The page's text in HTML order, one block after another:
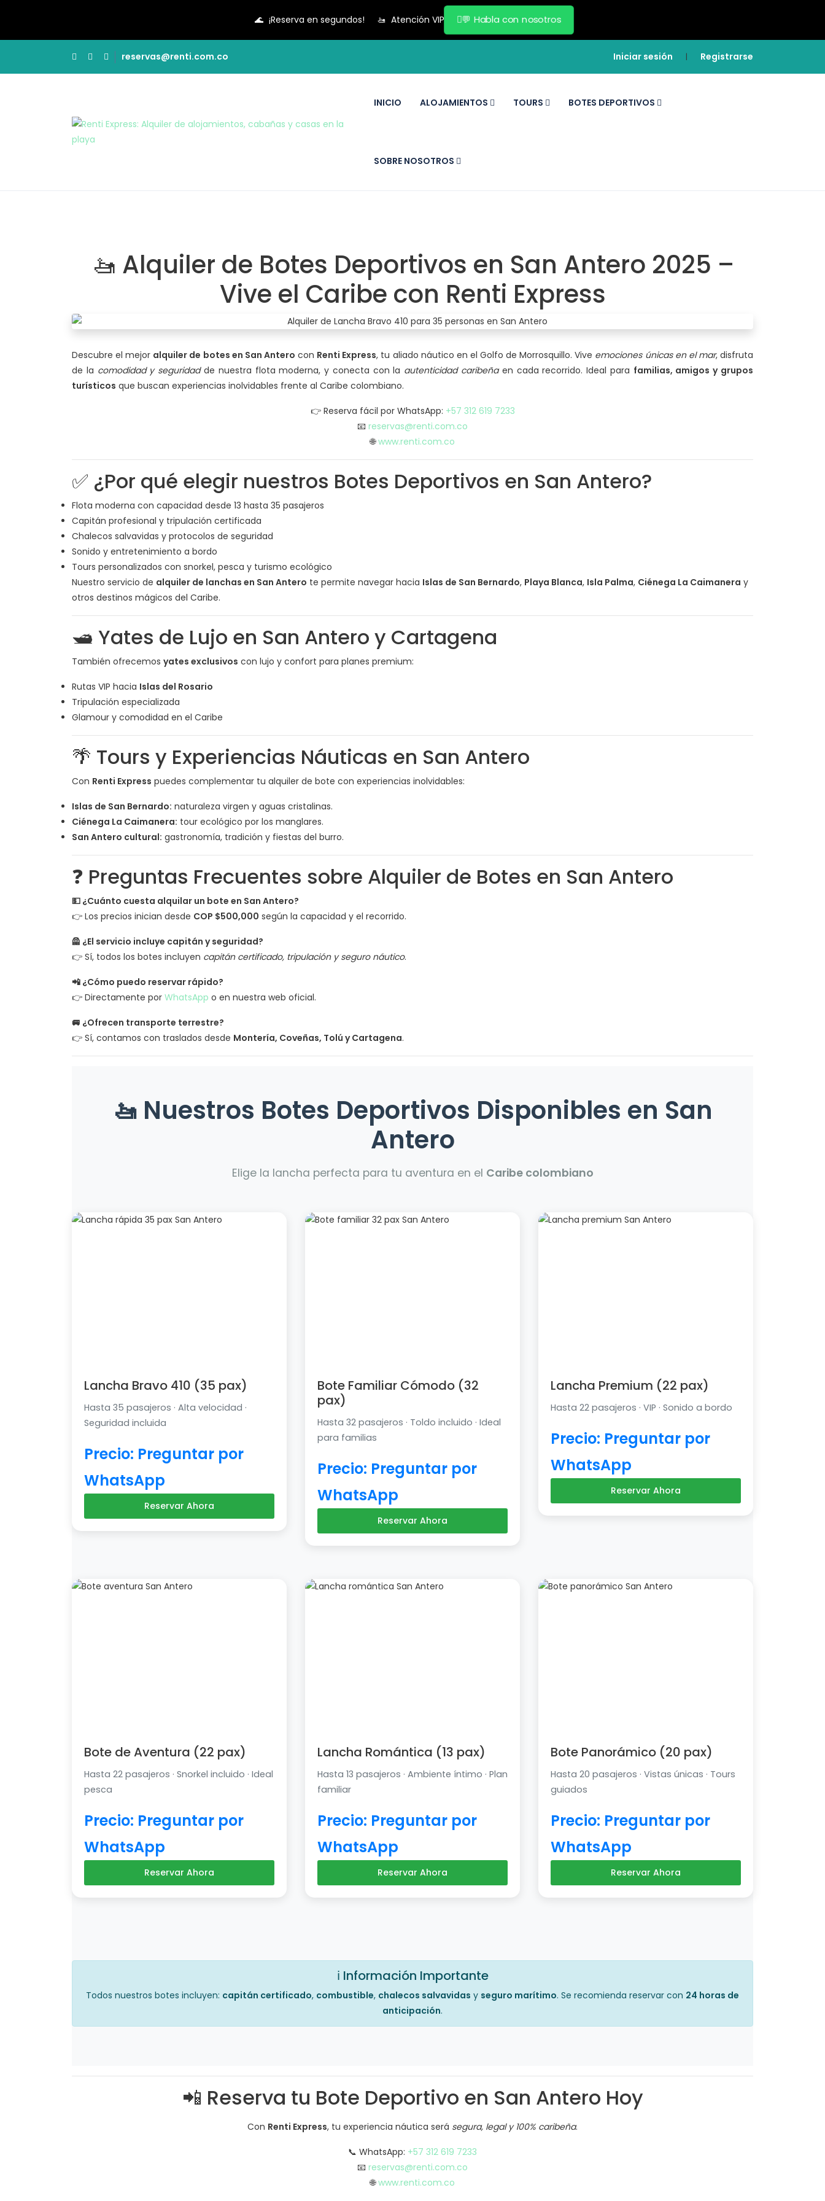
🌊 ¡Reserva en segundos! 🚤 Atención VIP 💬 Habla con nosotros
reservas@renti.com.co Iniciar sesión | Registrarse
INICIO ALOJAMIENTOS TOURS BOTES DEPORTIVOS
SOBRE NOSOTROS
🚤 Alquiler de Botes Deportivos en San Antero 2025 –
Vive el Caribe con Renti Express
Descubre el mejor alquiler de botes en San Antero con Renti Express, tu aliado náutico en el Golfo de Morrosquillo. Vive emociones únicas en el mar, disfruta
de la comodidad y seguridadde nuestra flota moderna, y conecta con la autenticidad caribeñaen cada recorrido. Ideal para familias, amigos y grupos
turísticos que buscan experiencias inolvidables frente al Caribe colombiano.
👉 Reserva fácil por WhatsApp: +57 312 619 7233
📧 reservas@renti.com.co
🌐www.renti.com.co
✅ ¿Por qué elegir nuestros Botes Deportivos en San Antero?
Flota moderna con capacidad desde 13 hasta 35 pasajeros
Capitán profesional y tripulación certificada
Chalecos salvavidas y protocolos de seguridad
Sonido y entretenimiento a bordo
Tours personalizados con snorkel, pesca y turismo ecológico
Nuestro servicio de alquiler de lanchas en San Antero te permite navegar hacia Islas de San Bernardo, Playa Blanca, Isla Palma, Ciénega La Caimanera y
otros destinos mágicos del Caribe.
🛥️ Yates de Lujo en San Antero y Cartagena
También ofrecemos yates exclusivos con lujo y confort para planes premium:
Rutas VIP hacia Islas del Rosario
Tripulación especializada
Glamour y comodidad en el Caribe
🌴 Tours y Experiencias Náuticas en San Antero
Con Renti Express puedes complementar tu alquiler de bote con experiencias inolvidables:
Islas de San Bernardo: naturaleza virgen y aguas cristalinas.
Ciénega La Caimanera: tour ecológico por los manglares.
San Antero cultural: gastronomía, tradición y fiestas del burro.
❓ Preguntas Frecuentes sobre Alquiler de Botes en San Antero
💵 ¿Cuánto cuesta alquilar un bote en San Antero?
👉 Los precios inician desde COP $500,000 según la capacidad y el recorrido.
🦺 ¿El servicio incluye capitán y seguridad?
👉 Sí, todos los botes incluyen capitán certificado, tripulación y seguro náutico.
📲 ¿Cómo puedo reservar rápido?
👉 Directamente por WhatsApp o en nuestra web oficial.
🚐 ¿Ofrecen transporte terrestre?
👉 Sí, contamos con traslados desde Montería, Coveñas, Tolú y Cartagena.
🚤 Nuestros Botes Deportivos Disponibles en San
Antero
Elige la lancha perfecta para tu aventura en el Caribe colombiano
Lancha Bravo 410 (35 pax)
Hasta 35 pasajeros · Alta velocidad ·
Seguridad incluida
Precio: Preguntar por
WhatsApp
Reservar Ahora
Bote Familiar Cómodo (32
pax)
Hasta 32 pasajeros · Toldo incluido · Ideal
para familias
Precio: Preguntar por
WhatsApp
Reservar Ahora
Lancha Premium (22 pax)
Hasta 22 pasajeros · VIP · Sonido a bordo
Precio: Preguntar por
WhatsApp
Reservar Ahora
Bote de Aventura (22 pax)
Hasta 22 pasajeros · Snorkel incluido · Ideal
pesca
Precio: Preguntar por
WhatsApp
Reservar Ahora
Lancha Romántica (13 pax)
Hasta 13 pasajeros · Ambiente íntimo · Plan
familiar
Precio: Preguntar por
WhatsApp
Reservar Ahora
Bote Panorámico (20 pax)
Hasta 20 pasajeros · Vistas únicas · Tours
guiados
Precio: Preguntar por
WhatsApp
Reservar Ahora
ℹ️ Información Importante
Todos nuestros botes incluyen: capitán certificado, combustible, chalecos salvavidas y seguro marítimo. Se recomienda reservar con 24 horas de
anticipación.
📲 Reserva tu Bote Deportivo en San Antero Hoy
Con Renti Express, tu experiencia náutica será segura, legal y 100% caribeña.
📞 WhatsApp: +57 312 619 7233
📧 reservas@renti.com.co
🌐www.renti.com.co